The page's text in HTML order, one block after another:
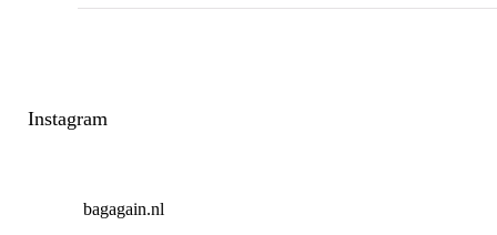
Instagram
bagagain.nl